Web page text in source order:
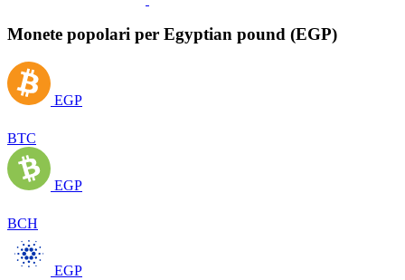
Monete popolari per Egyptian pound (EGP)
EGP
BTC
EGP
BCH
EGP